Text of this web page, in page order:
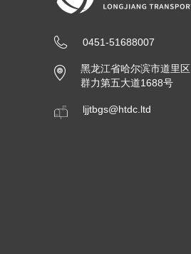
0451-51688007
黑龙江省哈尔滨市道里区
群力第五大道1688号
ljjtbgs@htdc.ltd